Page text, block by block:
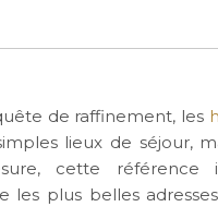
de raffinement, les
lieux de séjour,
cette référence
les plus belles